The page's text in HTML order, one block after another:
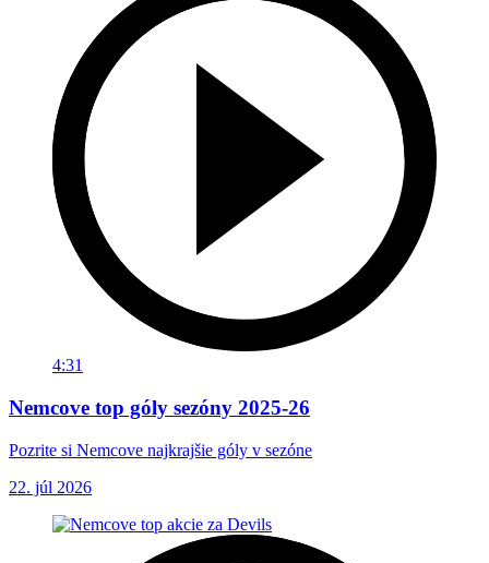
4:31
Nemcove top góly sezóny 2025-26
Pozrite si Nemcove najkrajšie góly v sezóne
22. júl 2026